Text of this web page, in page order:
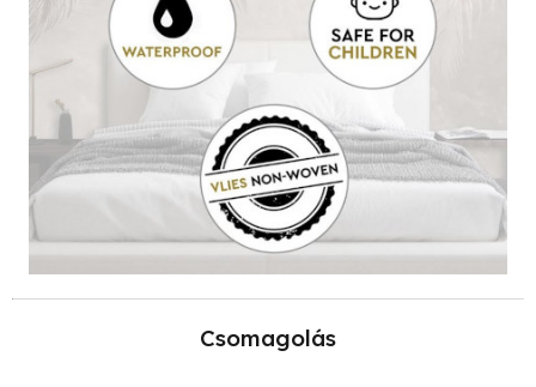
Csomagolás